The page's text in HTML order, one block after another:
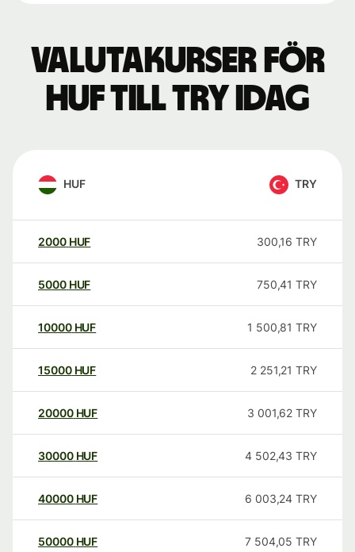
Valutakurser för
HUF till TRY idag
HUF TRY
2000 HUF 300,16 TRY
5000 HUF 750,41 TRY
10000 HUF 1 500,81 TRY
15000 HUF 2 251,21 TRY
20000 HUF 3 001,62 TRY
30000 HUF 4 502,43 TRY
40000 HUF 6 003,24 TRY
50000 HUF 7 504,05 TRY